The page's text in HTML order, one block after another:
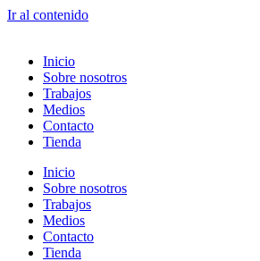
Ir al contenido
Inicio
Sobre nosotros
Trabajos
Medios
Contacto
Tienda
Inicio
Sobre nosotros
Trabajos
Medios
Contacto
Tienda